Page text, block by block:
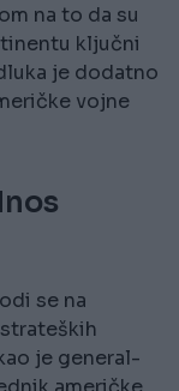
na to da su
ključni
je dodatno
vojne
se na
je general-